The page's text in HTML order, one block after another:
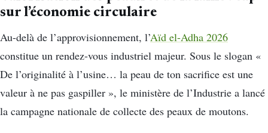
sur l’économie circulaire
Au-delà de l’approvisionnement, l’Aïd el-Adha 2026
constitue un rendez-vous industriel majeur. Sous le slogan «
De l’originalité à l’usine… la peau de ton sacrifice est une
valeur à ne pas gaspiller », le ministère de l’Industrie a lancé
la campagne nationale de collecte des peaux de moutons.